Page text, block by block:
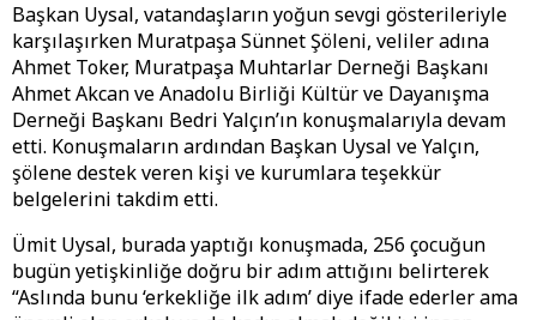
Başkan Uysal, vatandaşların yoğun sevgi gösterileriyle
karşılaşırken Muratpaşa Sünnet Şöleni, veliler adına
Ahmet Toker, Muratpaşa Muhtarlar Derneği Başkanı
Ahmet Akcan ve Anadolu Birliği Kültür ve Dayanışma
Derneği Başkanı Bedri Yalçın’ın konuşmalarıyla devam
etti. Konuşmaların ardından Başkan Uysal ve Yalçın,
şölene destek veren kişi ve kurumlara teşekkür
belgelerini takdim etti.
Ümit Uysal, burada yaptığı konuşmada, 256 çocuğun
bugün yetişkinliğe doğru bir adım attığını belirterek
“Aslında bunu ‘erkekliğe ilk adım’ diye ifade ederler ama